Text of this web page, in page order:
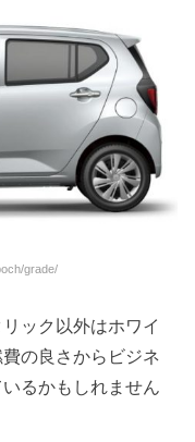
grade/
ック以外はホワイ
の良さからビジネ
るかもしれません